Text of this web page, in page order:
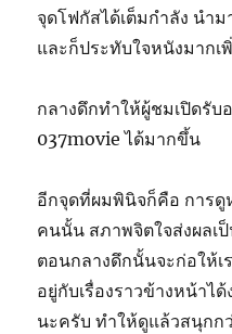
จุดโฟกัสได้เต็มกำลัง นำ
และก็ประทับใจหนังมากเ
กลางดึกทำให้ผู้ชมเปิดรั
037movie ได้มากขึ้น
อีกจุดที่ผมพินิจก็คือ การดู
คนนั้น สภาพจิตใจส่งผลเ
ตอนกลางดึกนั้นจะก่อให้เ
อยู่กับเรื่องราวข้างหน้าไ
นะครับ ทำให้ดูแล้วสนุกก